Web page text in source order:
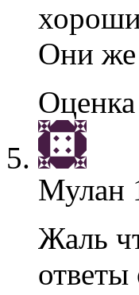
Они же
Мулан
Жаль
ответы